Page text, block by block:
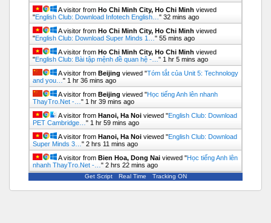
A visitor from Ho Chi Minh City, Ho Chi Minh viewed
"English Club: Download Infotech English… " 32 mins ago
A visitor from Ho Chi Minh City, Ho Chi Minh viewed
"English Club: Download Super Minds 1… " 55 mins ago
A visitor from Ho Chi Minh City, Ho Chi Minh viewed
"English Club: Bài tập mệnh đề quan hệ -… " 1 hr 5 mins ago
A visitor from Beijing viewed "Tóm tắt của Unit 5: Technology
and you… " 1 hr 36 mins ago
A visitor from Beijing viewed "Học tiếng Anh lên nhanh
ThayTro.Net -… " 1 hr 39 mins ago
A visitor from Hanoi, Ha Noi viewed "English Club: Download
PET Cambridge… " 1 hr 59 mins ago
A visitor from Hanoi, Ha Noi viewed "English Club: Download
Super Minds 3… " 2 hrs 11 mins ago
A visitor from Bien Hoa, Dong Nai viewed "Học tiếng Anh lên
nhanh ThayTro.Net -… " 2 hrs 22 mins ago
Get Script Real Time Tracking ON